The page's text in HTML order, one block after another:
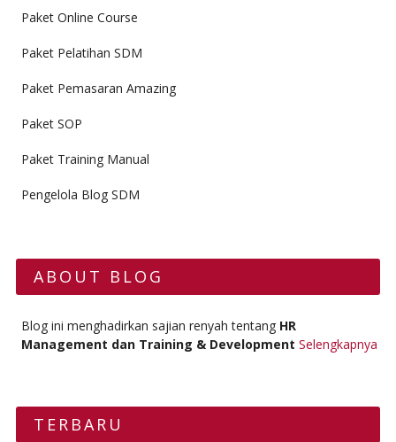
Paket Online Course
Paket Pelatihan SDM
Paket Pemasaran Amazing
Paket SOP
Paket Training Manual
Pengelola Blog SDM
ABOUT BLOG
Blog ini menghadirkan sajian renyah tentang HR
Management dan Training & Development Selengkapnya
TERBARU